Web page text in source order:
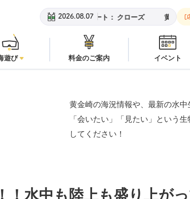
2026.08.07 黄金崎ビーチ： 潜水注意 [
遊び 料金のご案内 イベント
黄金崎の海況情報や、最新の水
「会いたい」「見たい」という
してください！
水中も陸上も盛り上が